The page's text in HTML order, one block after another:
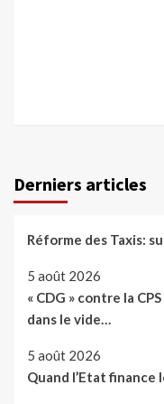
Derniers articles
Réforme des Taxis:
5 août 2026
« CDG » contre la
dans le vide…
5 août 2026
Quand l’Etat